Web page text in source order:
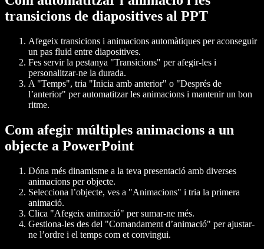
transicions de diapositives al PPT
Afegeix transicions i animacions automàtiques per aconseguir
un pas fluid entre diapositives.
Fes servir la pestanya "Transicions" per afegir-les i
personalitzar-ne la durada.
A "Temps", tria "Inicia amb anterior" o "Després de
l’anterior" per automatitzar les animacions i mantenir un bon
ritme.
Com afegir múltiples animacions a un
objecte a PowerPoint
Dóna més dinamisme a la teva presentació amb diverses
animacions per objecte.
Selecciona l’objecte, ves a "Animacions" i tria la primera
animació.
Clica "Afegeix animació" per sumar-ne més.
Gestiona-les des del "Comandament d’animació" per ajustar-
ne l’ordre i el temps com et convingui.